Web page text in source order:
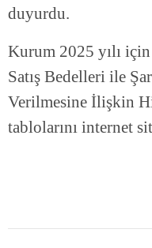
duyurdu.
Kurum 2025 yılı
Satış Bedelleri ile
Verilmesine İlişkin
tablolarını internet